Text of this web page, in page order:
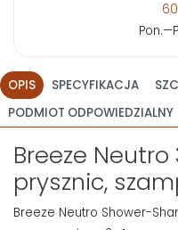
OPIS SPECYFIKACJA
PODMIOT ODPOWIEDZIALNY
Breeze Neutro
prysznic,
Breeze Neutro Shower-